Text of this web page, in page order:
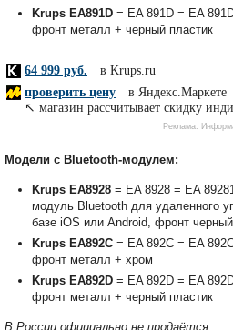
Krups EA891D = EA 891D = EA
фронт металл + черный пластик
Модели с Bluetooth-модулем:
Krups EA8928 = EA 8928 = EA
модуль Bluetooth для удаленного
базе iOS или Android, фронт черный
Krups EA892C = EA 892C = EA
фронт металл + хром
Krups EA892D = EA 892D = EA
фронт металл + черный пластик
В России официально не продаётся.